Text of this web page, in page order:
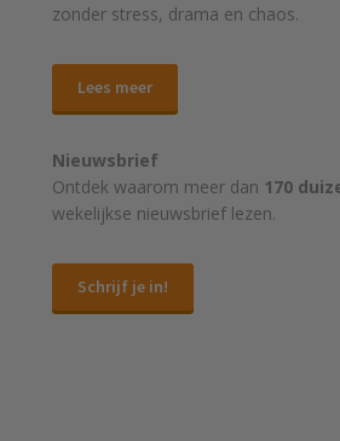
zonder stress, drama en chaos.
Lees meer
Nieuwsbrief
Ontdek waarom meer dan 170
wekelijkse nieuwsbrief lezen.
Schrijf je in!